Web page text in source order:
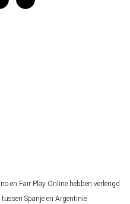
en Fair Play Online hebben verlengd
Spanje en Argentinië